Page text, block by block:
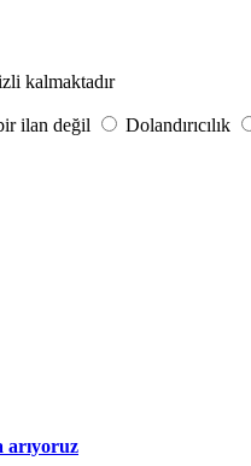
kalmaktadır
ilan değil Dolandırıcılık
arıyoruz